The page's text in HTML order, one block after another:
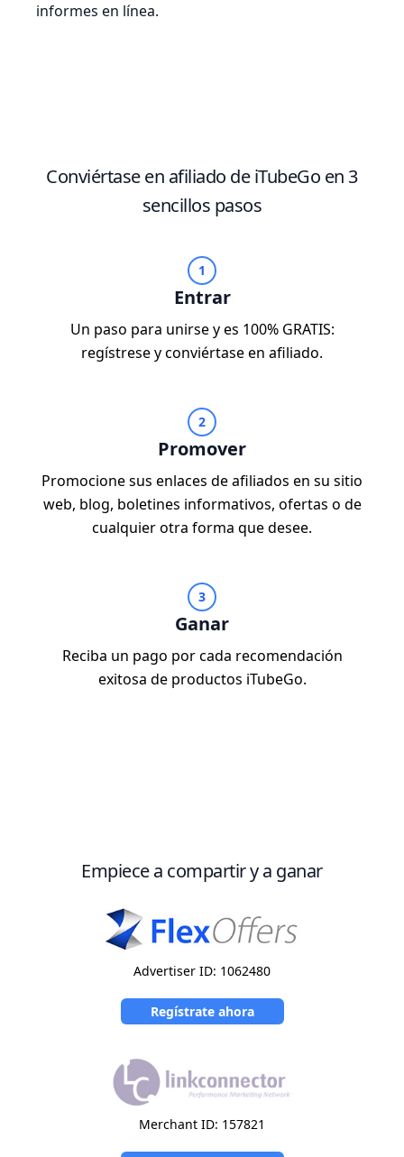
informes en línea.
Conviértase en afiliado de iTubeGo en 3
sencillos pasos
1
Entrar
Un paso para unirse y es 100% GRATIS:
regístrese y conviértase en afiliado.
2
Promover
Promocione sus enlaces de afiliados en su sitio
web, blog, boletines informativos, ofertas o de
cualquier otra forma que desee.
3
Ganar
Reciba un pago por cada recomendación
exitosa de productos iTubeGo.
Empiece a compartir y a ganar
Advertiser ID: 1062480
Regístrate ahora
Merchant ID: 157821